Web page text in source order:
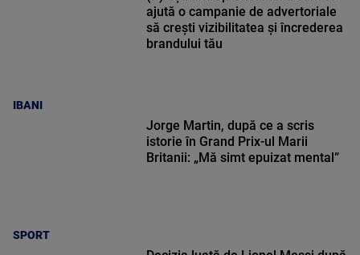
IBANI
ajută o campanie de advertoriale
să crești vizibilitatea și încrederea
brandului tău
SPORT
Jorge Martin, după ce a scris
istorie în Grand Prix-ul Marii
Britanii: „Mă simt epuizat mental”